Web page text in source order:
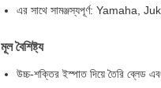
এর সাথে সামঞ্জস্যপূর্ণ: Yamaha,
মূল বৈশিষ্ট্য
উচ্চ-শক্তির ইস্পাত দিয়ে তৈরি ব্লেড এবং